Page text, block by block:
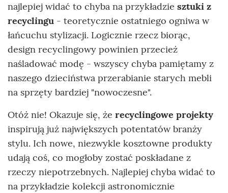
najlepiej widać to chyba na przykładzie sztuki z
recyclingu - teoretycznie ostatniego ogniwa w
łańcuchu stylizacji. Logicznie rzecz biorąc,
design recyclingowy powinien przecież
naśladować modę - wszyscy chyba pamiętamy z
naszego dzieciństwa przerabianie starych mebli
na sprzęty bardziej "nowoczesne".
Otóż nie! Okazuje się, że recyclingowe projekty
inspirują już największych potentatów branży
stylu. Ich nowe, niezwykle kosztowne produkty
udają coś, co mogłoby zostać poskładane z
rzeczy niepotrzebnych. Najlepiej chyba widać to
na przykładzie kolekcji astronomicznie